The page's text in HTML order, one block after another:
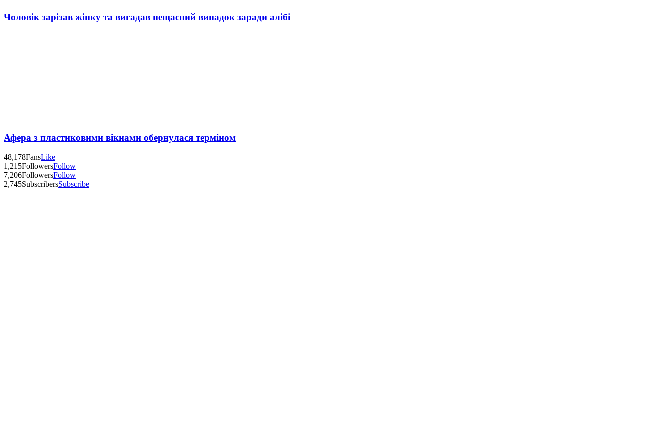
Чоловік зарізав жінку та вигадав нещасний випадок заради алібі
Афера з пластиковими вікнами обернулася терміном
48,178FansLike
1,215FollowersFollow
7,206FollowersFollow
2,745SubscribersSubscribe